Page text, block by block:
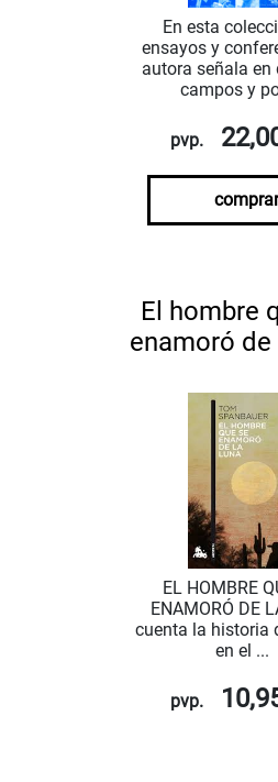
En esta
ensayos y
autora señala
campos y
pvp.
comprar
El hombre
enamoró de
EL HOMBRE
ENAMORÓ DE
cuenta la historia
en el ...
pvp.